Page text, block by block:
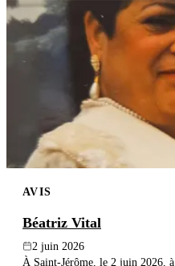
AVIS
Béatriz Vital
2 juin 2026
À Saint-Jérôme, le 2 juin 2026, à